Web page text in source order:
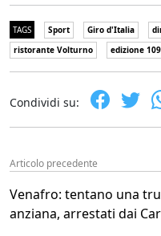
TAGS Sport Giro d'Italia
ristorante Volturno
edizione
Condividi su:
Articolo precedente
Venafro: tentano una
anziana, arrestati dai